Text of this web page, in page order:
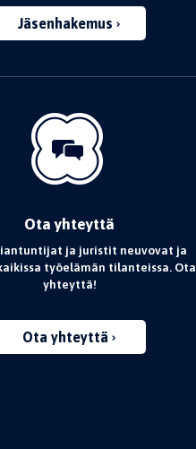
Jäsenhakemus
Ota yhteyttä
ja juristit neuvovat ja
työelämän tilanteissa. Ota
yhteyttä!
Ota yhteyttä